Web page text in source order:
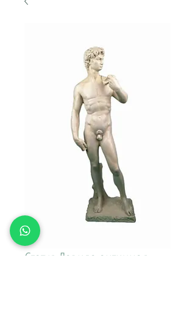
Статуя Давида античная